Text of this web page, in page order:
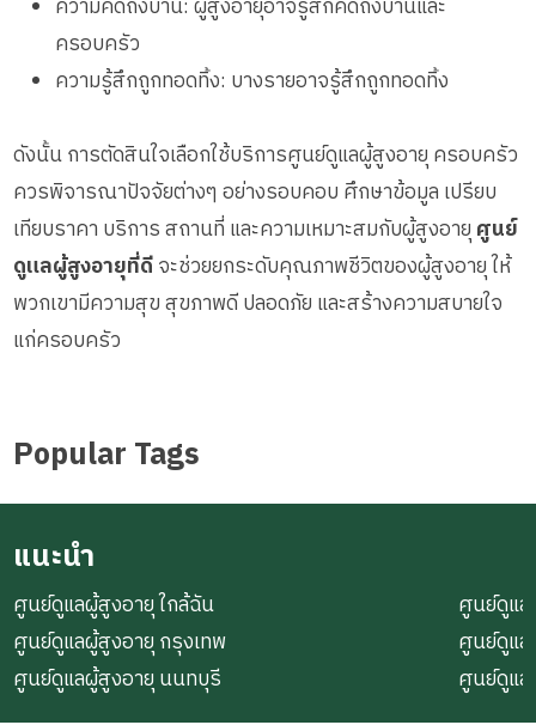
ความคิดถึงบ้าน: ผู้สูงอายุอาจรู้สึกคิดถึงบ้านและ
ครอบครัว
ความรู้สึกถูกทอดทิ้ง: บางรายอาจรู้สึกถูกทอดทิ้ง
ดังนั้น การตัดสินใจเลือกใช้บริการศูนย์ดูแลผู้สูงอายุ ครอบครัว
ควรพิจารณาปัจจัยต่างๆ อย่างรอบคอบ ศึกษาข้อมูล เปรียบ
เทียบราคา บริการ สถานที่ และความเหมาะสมกับผู้สูงอายุศูนย์
ดูแลผู้สูงอายุที่ดีจะช่วยยกระดับคุณภาพชีวิตของผู้สูงอายุ ให้
พวกเขามีความสุข สุขภาพดี ปลอดภัย และสร้างความสบายใจ
แก่ครอบครัว
Popular Tags
แนะนำ
ศูนย์ดูแลผู้สูงอายุ ใกล้ฉัน
ศูนย์ดูแลผู้สูงอายุ กรุงเทพ
ศูนย์ดูแลผู้สูงอายุ นนทบุรี
ศูนย์ดูแ
ศูนย์ดูแ
ศูนย์ดูแ